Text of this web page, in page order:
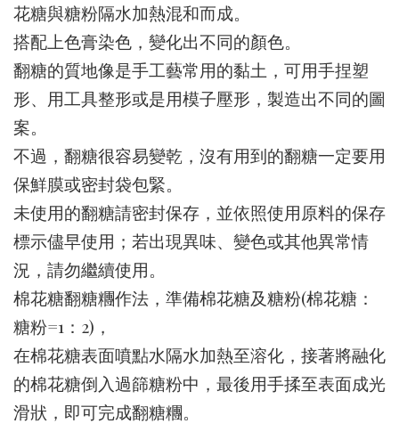
花糖與糖粉隔水加熱混和而成。
搭配上色膏染色，變化出不同的顏色。
翻糖的質地像是手工藝常用的黏土，可用手捏塑
形、用工具整形或是用模子壓形，製造出不同的圖
案。
不過，翻糖很容易變乾，沒有用到的翻糖一定要用
保鮮膜或密封袋包緊。
未使用的翻糖請密封保存，並依照使用原料的保存
標示儘早使用；若出現異味、變色或其他異常情
況，請勿繼續使用。
棉花糖翻糖糰作法，準備棉花糖及糖粉(棉花糖：
糖粉=1：2)，
在棉花糖表面噴點水隔水加熱至溶化，接著將融化
的棉花糖倒入過篩糖粉中，最後用手揉至表面成光
滑狀，即可完成翻糖糰。